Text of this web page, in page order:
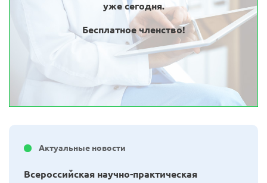
уже сегодня.
Бесплатное членство!
Актуальные новости
Всероссийская научно-практическая